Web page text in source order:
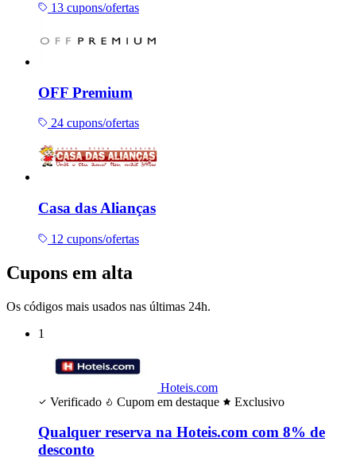
13 cupons/ofertas
OFF Premium
24 cupons/ofertas
Casa das Alianças
12 cupons/ofertas
Cupons em alta
Os códigos mais usados nas últimas 24h.
1
Hoteis.com
Verificado
Cupom em destaque Exclusivo
Qualquer reserva na Hoteis.com com 8% de
desconto